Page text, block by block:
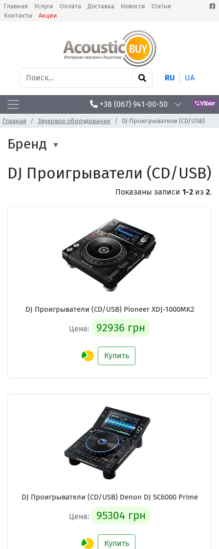
Главная Услуги Оплата Доставка Новости
Статьи
Контакты
Акции
RU UA
+38 (067) 941-00-50
Главная Звуковое оборудование DJ Проигрыватели (CD/USB)
Бренд
DJ Проигрыватели (CD/USB)
Показаны записи 1-2 из 2.
DJ Проигрыватели (CD/USB) Pioneer XDJ-1000MK2
Цена: 92936 грн
Купить
DJ Проигрыватели (CD/USB) Denon DJ SC6000 Prime
Цена: 95304 грн
Купить